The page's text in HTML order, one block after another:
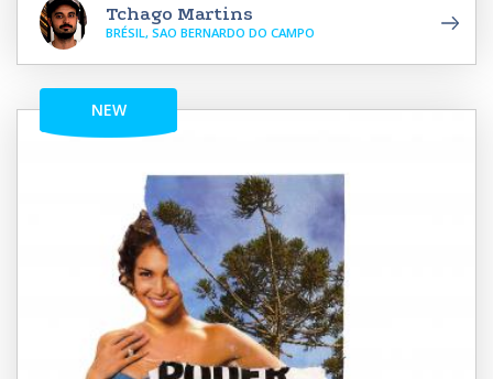
Tchago Martins
BRÉSIL, SAO BERNARDO DO CAMPO
NEW